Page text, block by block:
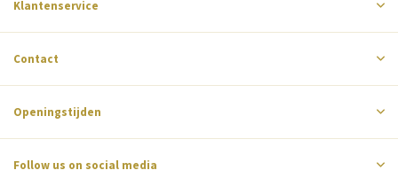
Klantenservice
Contact
Openingstijden
Follow us on social media